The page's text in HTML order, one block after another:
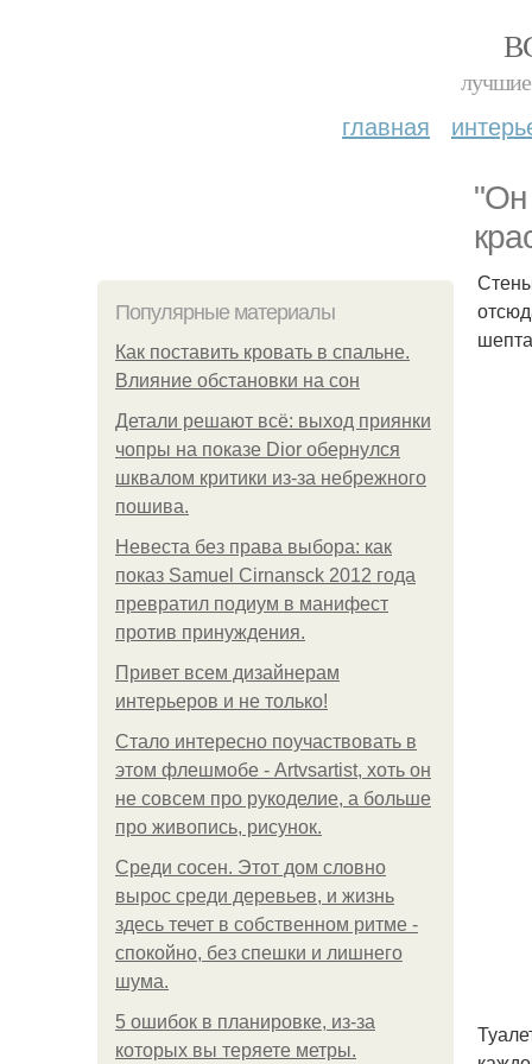
лучшие
главная
"Он
Популярные материалы
Как поставить кровать в спальне.
Влияние обстановки на сон
Детали решают всё: выход приянки
чопры на показе Dior обернулся
шквалом критики из-за небрежного
пошива.
Невеста без права выбора: как
показ Samuel Cirnansck 2012 года
превратил подиум в манифест
против принуждения.
Привет всем дизайнерам
интерьеров и не только!
Стало интересно поучаствовать в
этом флешмобе - Artvsartist, хоть он
не совсем про рукоделие, а больше
про живопись, рисунок.
Среди сосен. Этот дом словно
вырос среди деревьев, и жизнь
здесь течет в собственном ритме -
спокойно, без спешки и лишнего
шума.
5 ошибок в планировке, из-за
которых вы теряете метры.